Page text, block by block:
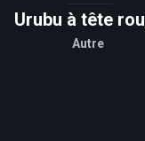
Urubu à tête
Autre